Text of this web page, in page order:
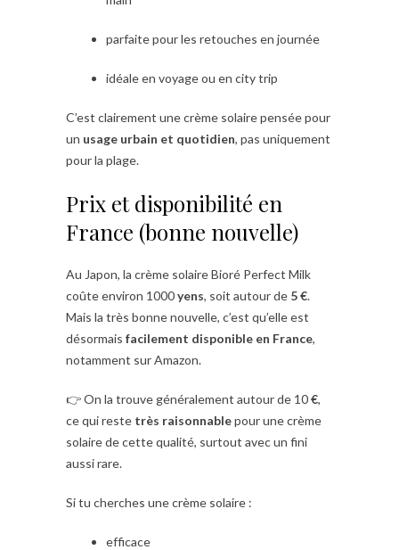
parfaite pour les retouches en journée
idéale en voyage ou en city trip
C’est clairement une crème solaire pensée pour
un usage urbain et quotidien, pas uniquement
pour la plage.
Prix et disponibilité en
France (bonne nouvelle)
Au Japon, la crème solaire Bioré Perfect Milk
coûte environ 1000yens, soit autour de 5 €.
Mais la très bonne nouvelle, c’est qu’elle est
désormais facilement disponible en France,
notamment sur Amazon.
👉 On la trouve généralement autour de 10€,
ce qui reste très raisonnablepour une crème
solaire de cette qualité, surtout avec un fini
aussi rare.
Si tu cherches une crème solaire :
efficace